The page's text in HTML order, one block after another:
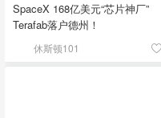
SpaceX 168亿美元“芯片神厂”
Terafab落户德州！
休斯顿101